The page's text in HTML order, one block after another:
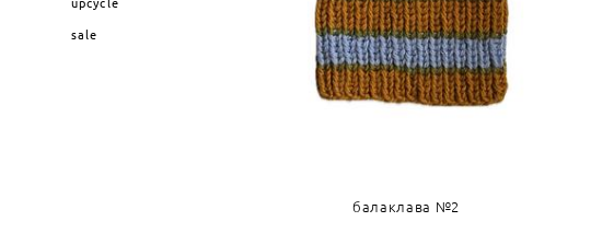
sale
балаклава №2